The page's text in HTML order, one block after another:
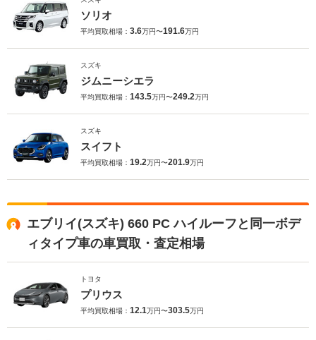
ソリオ
平均買取相場： 3.6万円〜191.6万円
スズキ
ジムニーシエラ
平均買取相場： 143.5万円〜249.2万円
スズキ
スイフト
平均買取相場： 19.2万円〜201.9万円
エブリイ(スズキ) 660 PC ハイルーフと同一ボデ
ィタイプ車の車買取・査定相場
トヨタ
プリウス
平均買取相場： 12.1万円〜303.5万円